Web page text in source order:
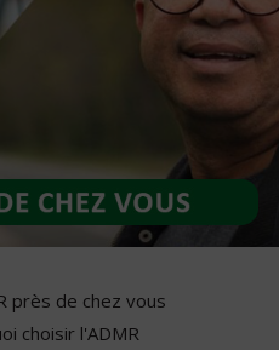
près de chez vous
choisir l'ADMR